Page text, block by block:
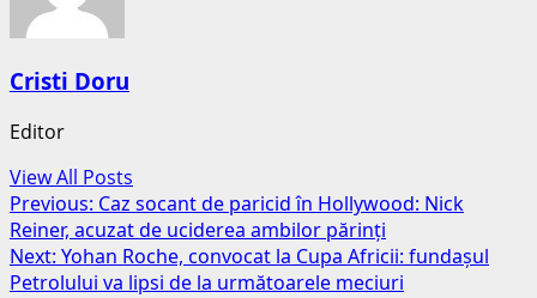
Cristi Doru
Editor
View All Posts
Post
navigation
Previous: Caz socant de paricid în Hollywood: Nick
Reiner, acuzat de uciderea ambilor părinți
Next: Yohan Roche, convocat la Cupa Africii: fundașul
Petrolului va lipsi de la următoarele meciuri